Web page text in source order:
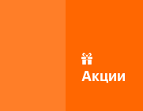
Акции